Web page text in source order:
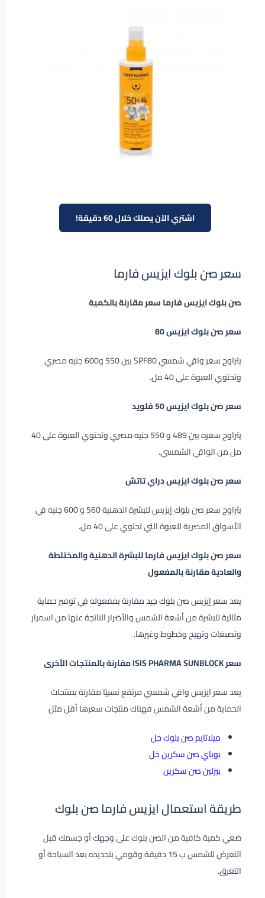
اشتري الآن يصلك خلال 60 دقيقة!
سعر صن بلوك ايزيس فارما
صن بلوك ايزيس فارما سعر مقارنة بالكمية
سعر صن بلوك ايزيس 80
يتراوح سعر واقي شمسي SPF80 بين 550 و600 جنيه مصري
وتحتوي العبوة على 40 مل.
سعر صن بلوك ايزيس 50 فلويد
يتراوح سعره بين 489 و 550 جنيه مصري وتحتوي العبوة على 40
مل من الواقي الشمسي.
سعر صن بلوك ايزيس دراي تاتش
يتراوح سعر صن بلوك إيزيس للبشرة الدهنية 560 و 600 جنيه في
الأسواق المصرية للعبوة التي تحتوي على 40 مل.
سعر صن بلوك ايزيس فارما للبشرة الدهنية والمختلطة
والعادية مقارنة بالمفعول
يعد سعر إيزيس صن بلوك جيد مقارنة بمفعوله في توفير حماية
مثالية للبشرة من أشعة الشمس والأضرار الناتجة عنها من اسمرار
وتصبغات وتهيج وخطوط وغيرها.
سعر ISIS PHARMA SUNBLOCK مقارنة بالمنتجات الأخرى
يعد سعر ايزيس واقي شمسي مرتفع نسبيًا مقارنة بمنتجات
الحماية من أشعة الشمس فهناك منتجات سعرها أقل مثل
ميلاتايم صن بلوك جل
بوباي صن سكرين جل
بيزلين صن سكرين
طريقة استعمال ايزيس فارما صن بلوك
ضعي كمية كافية من الصن بلوك على وجهك أو جسمك قبل
التعرض للشمس ب 15 دقيقة وقومي بتجديده بعد السباحة أو
التعرق.